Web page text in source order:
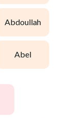
abdoullah
abel